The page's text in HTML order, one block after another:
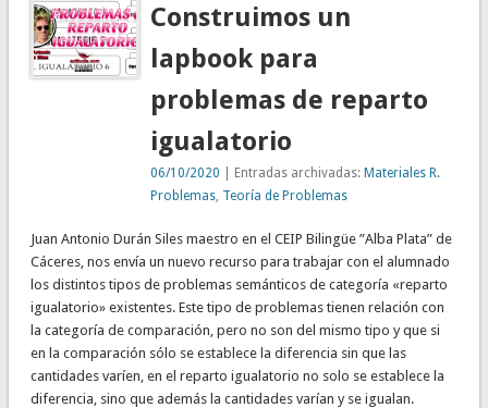
Construimos un
lapbook para
problemas de reparto
igualatorio
06/10/2020 | Entradas archivadas:Materiales R.
Problemas Teoría de Problemas
Juan Antonio Durán Siles maestro en el CEIP Bilingüe ”Alba Plata” de
Cáceres, nos envía un nuevo recurso para trabajar con el alumnado
los distintos tipos de problemas semánticos de categoría «reparto
igualatorio» existentes. Este tipo de problemas tienen relación con
la categoría de comparación, pero no son del mismo tipo y que si
en la comparación sólo se establece la diferencia sin que las
cantidades varíen, en el reparto igualatorio no solo se establece la
diferencia, sino que además la cantidades varían y se igualan.